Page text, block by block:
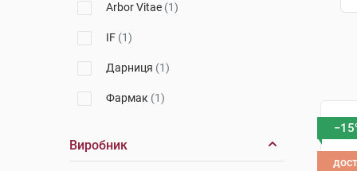
Arbor Vitae (1)
IF (1)
Дарниця (1)
Фармак (1)
Виробник